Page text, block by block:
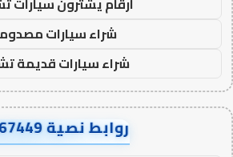
شراء سيارات
شراء سيارات قديمة
روابط نصية AA67449